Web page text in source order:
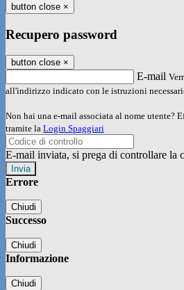
button close ×
Recupero password
button close ×
E-mail
all'indirizzo indicato con le istruzioni
Non hai una e-mail associata al nome utente?
tramite la Login Spaggiari
E-mail inviata, si prega di controllare la
Errore
Chiudi
Successo
Chiudi
Informazione
Chiudi